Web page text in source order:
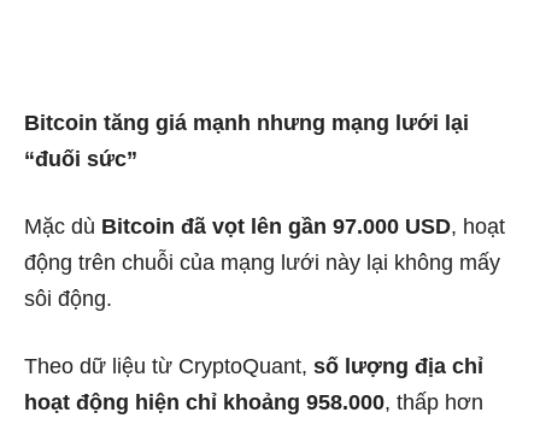
Bitcoin tăng giá mạnh nhưng mạng lưới lại
“đuối sức”
Mặc dù Bitcoin đã vọt lên gần 97.000 USD, hoạt
động trên chuỗi của mạng lưới này lại không mấy
sôi động.
Theo dữ liệu từ CryptoQuant, số lượng địa chỉ
hoạt động hiện chỉ khoảng 958.000, thấp hơn